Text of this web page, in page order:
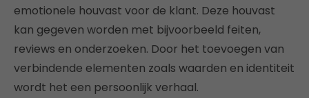
emotionele houvast voor de klant. Deze houvast
kan gegeven worden met bijvoorbeeld feiten,
reviews en onderzoeken. Door het toevoegen van
verbindende elementen zoals waarden en identiteit
wordt het een persoonlijk verhaal.